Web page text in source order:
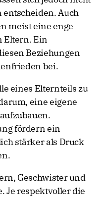
Auch
meist eine enge
Eltern. Ein
Beziehungen
bei.
eines Elternteils zu
eine eigene
fördern ein
stärker als Druck
Geschwister und
Je respektvoller die